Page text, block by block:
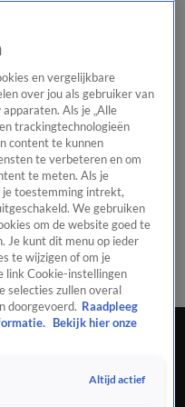
Onze categorieën Laatste
Podcast
Contact
later met pensioen:
en vergelijkbare
over jou als gebruiker van
Als je „Alle
trackingtechnologieën
content te kunnen
te verbeteren en om
te meten. Als je
je toestemming intrekt,
We gebruiken
om de website goed te
Je kunt dit menu op ieder
te wijzigen of om je
link Cookie-instellingen
selecties zullen overal
doorgevoerd. Raadpleeg
Bekijk hier onze
Altijd actief